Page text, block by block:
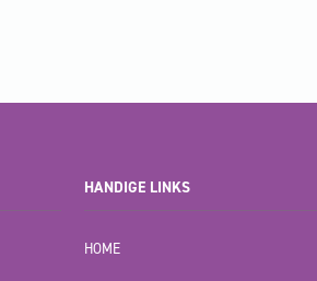
HANDIGE LINKS
HOME